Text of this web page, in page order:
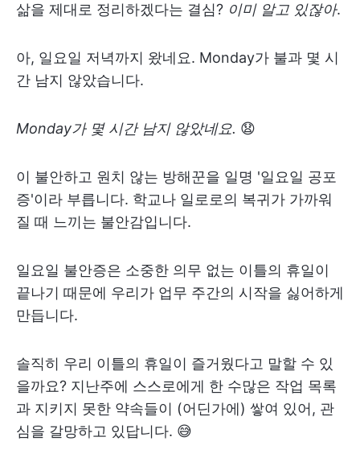
삶을 제대로 정리하겠다는 결심? 이미 알고 있잖아.
아, 일요일 저녁까지 왔네요. Monday가 불과 몇 시
간 남지 않았습니다.
Monday가 몇 시간 남지 않았네요. 😧
이 불안하고 원치 않는 방해꾼을 일명 '일요일 공포
증'이라 부릅니다. 학교나 일로로의 복귀가 가까워
질 때 느끼는 불안감입니다.
일요일 불안증은 소중한 의무 없는 이틀의 휴일이
끝나기 때문에 우리가 업무 주간의 시작을 싫어하게
만듭니다.
솔직히 우리 이틀의 휴일이 즐거웠다고 말할 수 있
을까요? 지난주에 스스로에게 한 수많은 작업 목록
과 지키지 못한 약속들이 (어딘가에) 쌓여 있어, 관
심을 갈망하고 있답니다. 😅